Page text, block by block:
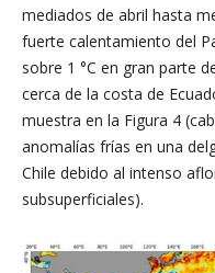
mediados de abril hasta
fuerte calentamiento del
sobre 1 °C en gran parte
cerca de la costa de
muestra en la Figura 4
anomalías frías en una
Chile debido al intenso
subsuperficiales).